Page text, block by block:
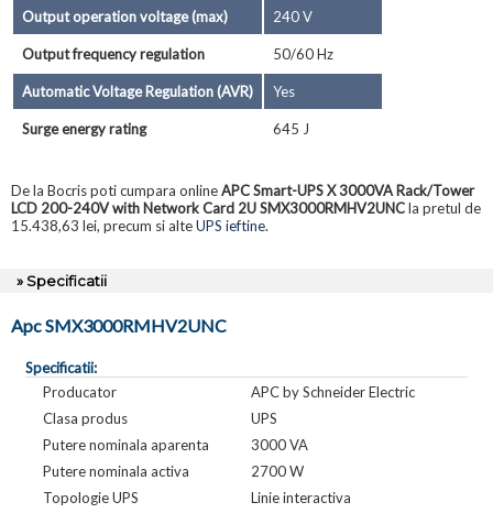
Output operation voltage (max) 240 V
Output frequency regulation 50/60 Hz
Automatic Voltage Regulation (AVR) Yes
Surge energy rating 645 J
De la Bocris poti cumpara onlineAPC Smart-UPS X 3000VA Rack/Tower
LCD 200-240V with Network Card 2U SMX3000RMHV2UNCla pretul de
15.438,63 lei, precum si alteUPS ieftine.
» Specificatii
Apc SMX3000RMHV2UNC
Specificatii:
Producator
APC by Schneider Electric
Clasa produs
UPS
Putere nominala aparenta
3000 VA
Putere nominala activa
2700 W
Topologie UPS
Linie interactiva